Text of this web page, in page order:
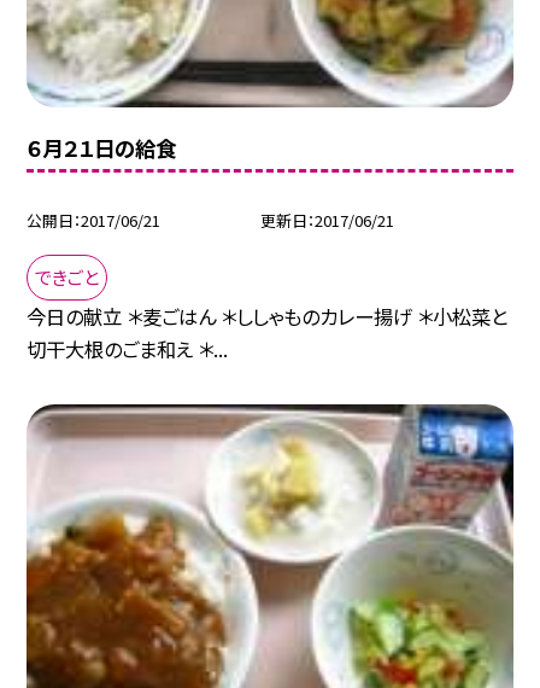
６月２１日の給食
公開日 2017/06/21 更新日 2017/06/21
できごと
今日の献立 ＊麦ごはん ＊ししゃものカレー揚げ ＊小松菜と
切干大根のごま和え ＊...